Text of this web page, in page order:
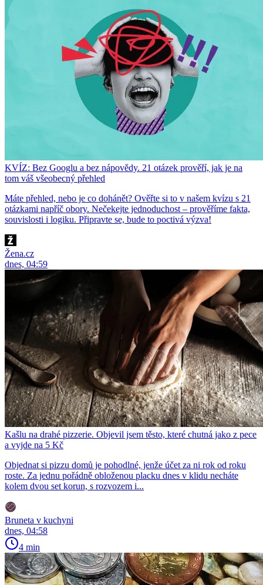
KVÍZ: Bez Googlu a bez nápovědy. 21 otázek prověří, jak je na
tom váš všeobecný přehled
Máte přehled, nebo je co dohánět? Ověřte si to v našem kvízu s 21
otázkami napříč obory. Nečekejte jednoduchost – prověříme fakta,
souvislosti i logiku. Připravte se, bude to poctivá výzva!
Žena.cz
dnes, 04:59
Kašlu na drahé pizzerie. Objevil jsem těsto, které chutná jako z pece
a vyjde na 5 Kč
Objednat si pizzu domů je pohodlné, jenže účet za ni rok od roku
roste. Za jednu pořádně obloženou placku dnes v klidu necháte
kolem dvou set korun, s rozvozem i...
Bruneta v kuchyni
dnes, 04:58
4 min